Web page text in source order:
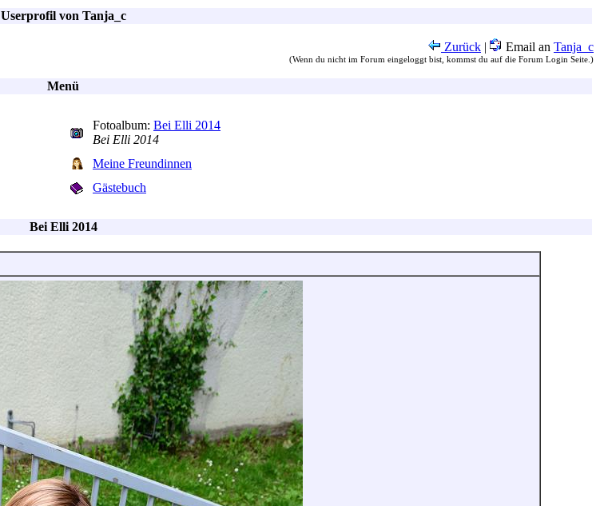
Userprofil von Tanja_c
Zurück | Email an Tanja_c
(Wenn du nicht im Forum eingeloggt bist, kommst du auf die Forum Login Seite.)
Menü
Fotoalbum: Bei Elli 2014
Bei Elli 2014
Meine Freundinnen
Gästebuch
Bei Elli 2014